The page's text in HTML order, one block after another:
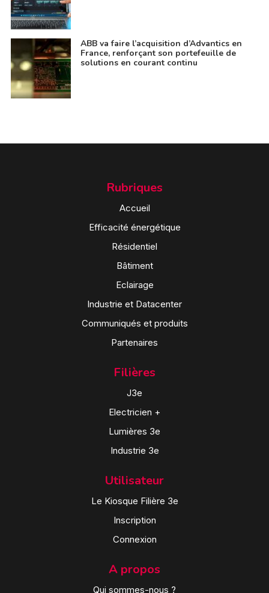
ABB va faire l’acquisition d’Advantics en
France, renforçant son portefeuille de
solutions en courant continu
Rubriques
Accueil
Efficacité énergétique
Résidentiel
Bâtiment
Eclairage
Industrie et Datacenter
Communiqués et produits
Partenaires
Filières
J3e
Electricien +
Lumières 3e
Industrie 3e
Utilisateur
Le Kiosque Filière 3e
Inscription
Connexion
A propos
Qui sommes-nous ?